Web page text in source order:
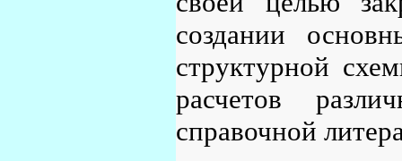
создании
структурной
расчетов
справочной